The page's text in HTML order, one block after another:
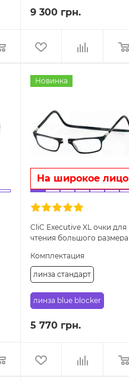
9 300 грн.
Новинка
На широкое лицо
CliC Executive XL очки для
чтения большого размера
Комплектация
линза стандарт
линза blue blocker
5 770 грн.